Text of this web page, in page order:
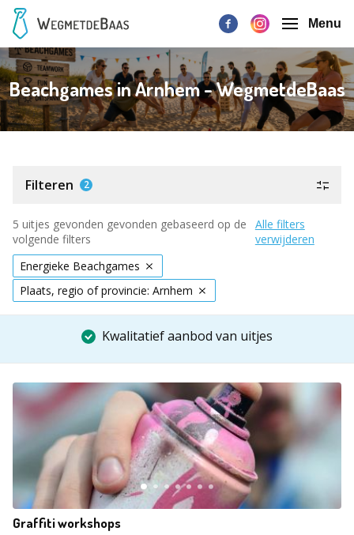
Menu
Beachgames in Arnhem - WegmetdeBaas
Filteren 2
5 uitjes gevonden gevonden gebaseerd op de
volgende filters
Alle filters
verwijderen
Energieke Beachgames
Plaats, regio of provincie: Arnhem
Kwalitatief aanbod van uitjes
Graffiti workshops